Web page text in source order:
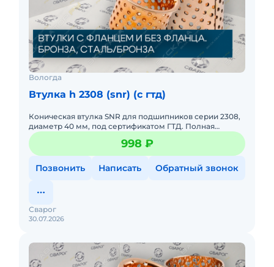
Вологда
Втулка h 2308 (snr) (c гтд)
Коническая втулка SNR для подшипников серии 2308,
диаметр 40 мм, под сертификатом ГТД. Полная
геометрическая совместимость со стандартами SKF.
Высокое качество.
998 ₽
Позвонить Написать Обратный звонок
30.07.2026
Сварог